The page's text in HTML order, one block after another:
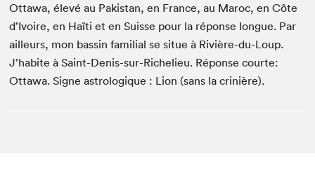
Ottawa, élevé au Pakistan, en France, au Maroc, en Côte
d’Ivoire, en Haïti et en Suisse pour la réponse longue. Par
ailleurs, mon bassin familial se situe à Rivière-du-Loup.
J’habite à Saint-Denis-sur-Richelieu. Réponse courte:
Ottawa. Signe astrologique : Lion (sans la crinière).